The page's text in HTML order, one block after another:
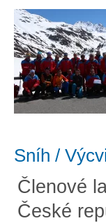
Sníh /
Členové
České